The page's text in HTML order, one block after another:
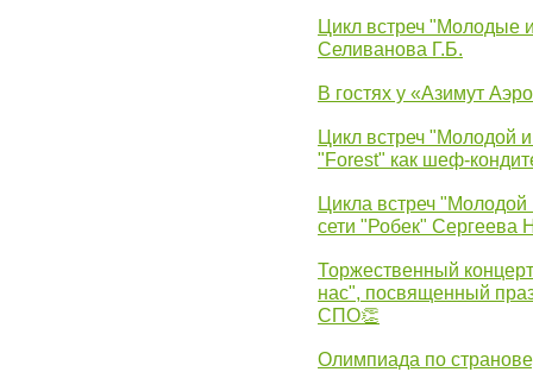
Цикл встреч "Молодые
Селиванова Г.Б.
В гостях у «Азимут
Цикл встреч "Молодой
"Forest" как шеф-
Цикла встреч
сети "Робек" Сергеева
Торжественный
нас", посвященный
СПО👏
Олимпиада по